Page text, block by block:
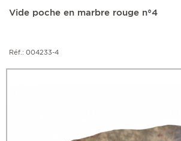
Vide poche en marbre rouge n°4
Réf.: 004233-4